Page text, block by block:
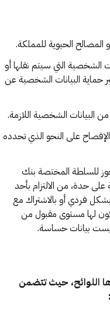
المصالح الحيوية للمملكة.
الشخصية التي سيتم نقلها أو
حماية البيانات الشخصية عن
البيانات الشخصية اللازمة.
على النحو الذي تحدده
للسلطة المختصة بنك
حدة، من الالتزام بأحد
فردي أو بالاشتراك مع
لها مستوى مقبول من
ليست بيانات حساسة.
اللوائح، حيث تتضمن